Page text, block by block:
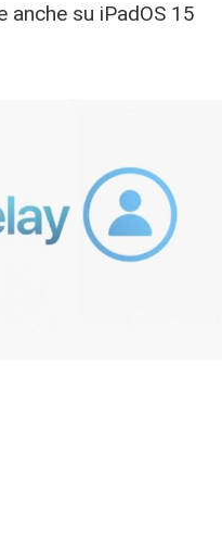
su iPadOS 15